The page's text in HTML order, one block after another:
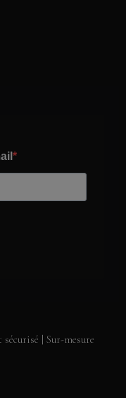
| Sur-mesure